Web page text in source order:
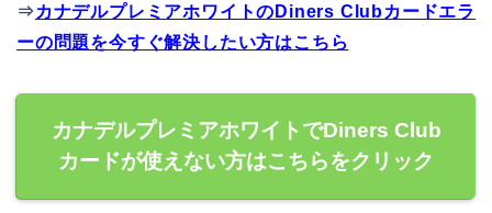
⇒ カナデルプレミアホワイトのDiners Clubカードエラ
ーの問題を今すぐ解決したい方はこちら
カナデルプレミアホワイトでDiners Club
カードが使えない方はこちらをクリック